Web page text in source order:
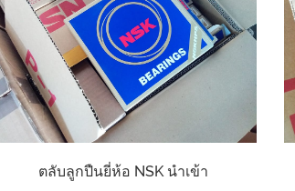
ตลับลูกปืนยี่ห้อ NSK นำเข้า